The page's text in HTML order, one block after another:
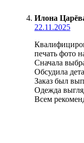
Илона
22.11.2025
печать фото
Сначала
Обсудила
Заказ был
Одежда
Всем